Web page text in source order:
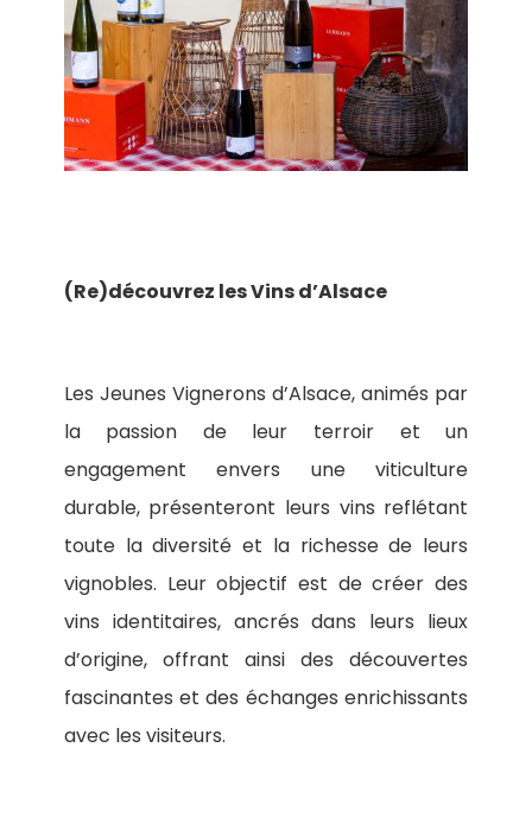
(Re)découvrez les Vins d’Alsace
Les Jeunes Vignerons d’Alsace, animés par
la passion de leur terroir et un
engagement envers une viticulture
durable, présenteront leurs vins reflétant
toute la diversité et la richesse de leurs
vignobles. Leur objectif est de créer des
vins identitaires, ancrés dans leurs lieux
d’origine, offrant ainsi des découvertes
fascinantes et des échanges enrichissants
avec les visiteurs.